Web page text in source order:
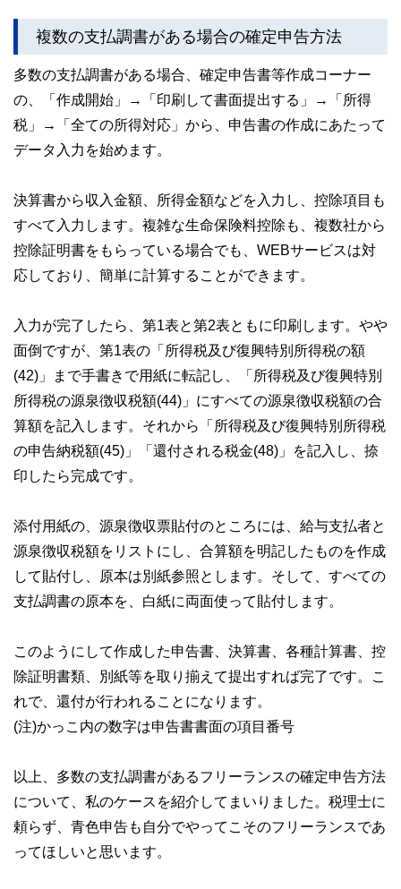
複数の支払調書がある場合の確定申告方法
多数の支払調書がある場合、確定申告書等作成コーナー
の、「作成開始」→「印刷して書面提出する」→「所得
税」→「全ての所得対応」から、申告書の作成にあたって
データ入力を始めます。
決算書から収入金額、所得金額などを入力し、控除項目も
すべて入力します。複雑な生命保険料控除も、複数社から
控除証明書をもらっている場合でも、WEBサービスは対
応しており、簡単に計算することができます。
入力が完了したら、第1表と第2表ともに印刷します。やや
面倒ですが、第1表の「所得税及び復興特別所得税の額
(42)」まで手書きで用紙に転記し、「所得税及び復興特別
所得税の源泉徴収税額(44)」にすべての源泉徴収税額の合
算額を記入します。それから「所得税及び復興特別所得税
の申告納税額(45)」「還付される税金(48)」を記入し、捺
印したら完成です。
添付用紙の、源泉徴収票貼付のところには、給与支払者と
源泉徴収税額をリストにし、合算額を明記したものを作成
して貼付し、原本は別紙参照とします。そして、すべての
支払調書の原本を、白紙に両面使って貼付します。
このようにして作成した申告書、決算書、各種計算書、控
除証明書類、別紙等を取り揃えて提出すれば完了です。こ
れで、還付が行われることになります。
(注)かっこ内の数字は申告書書面の項目番号
以上、多数の支払調書があるフリーランスの確定申告方法
について、私のケースを紹介してまいりました。税理士に
頼らず、青色申告も自分でやってこそのフリーランスであ
ってほしいと思います。